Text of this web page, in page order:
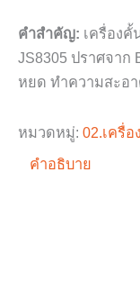
คำสำคัญ: เครื่องคั้
JS8305 ปราศจาก
หยด ทำความสะอ
หมวดหมู่: 02.เครื่
คำอธิบาย